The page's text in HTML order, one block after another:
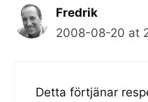
Fredrik
2008-08-20 at
Detta förtjänar